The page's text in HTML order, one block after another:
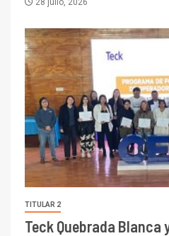
TITULAR 2
Teck Quebrada Blanca